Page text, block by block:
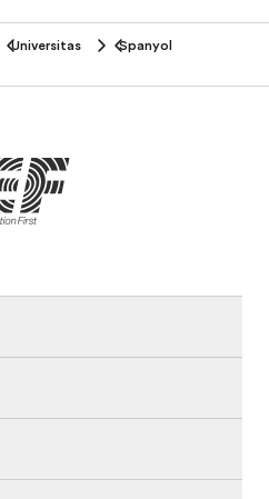
Universitas
Spanyol